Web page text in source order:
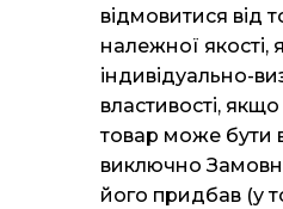
відмовитися від
належної якості,
індивідуально-
властивості,
товар може бути
виключно
його придбав (у